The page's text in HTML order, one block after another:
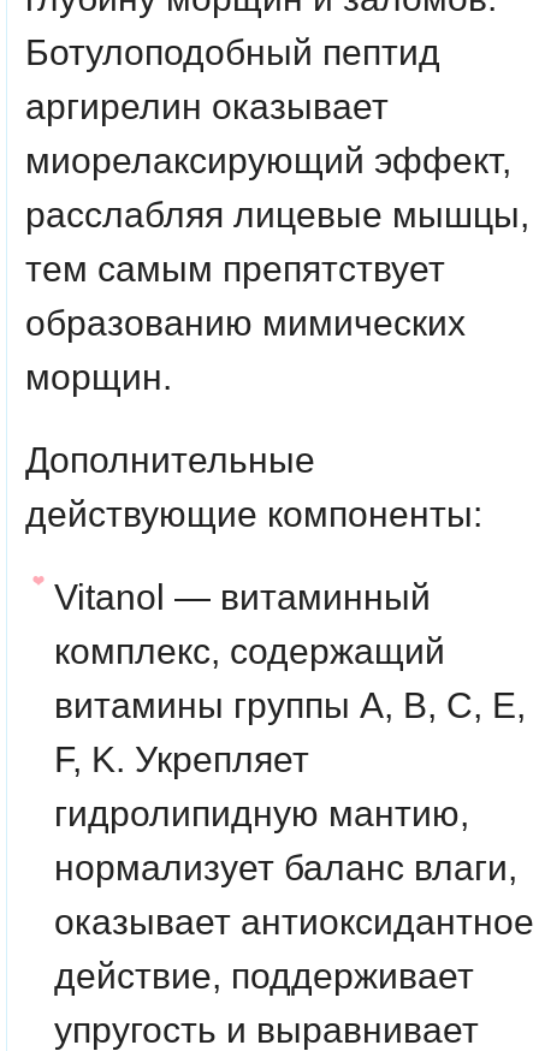
Ботулоподобный пептид
аргирелин оказывает
миорелаксирующий эффект,
расслабляя лицевые мышцы,
тем самым препятствует
образованию мимических
морщин.
Дополнительные
действующие компоненты:
Vitanol — витаминный
комплекс, содержащий
витамины группы A, B, C, E,
F, K. Укрепляет
гидролипидную мантию,
нормализует баланс влаги,
оказывает антиоксидантное
действие, поддерживает
упругость и выравнивает